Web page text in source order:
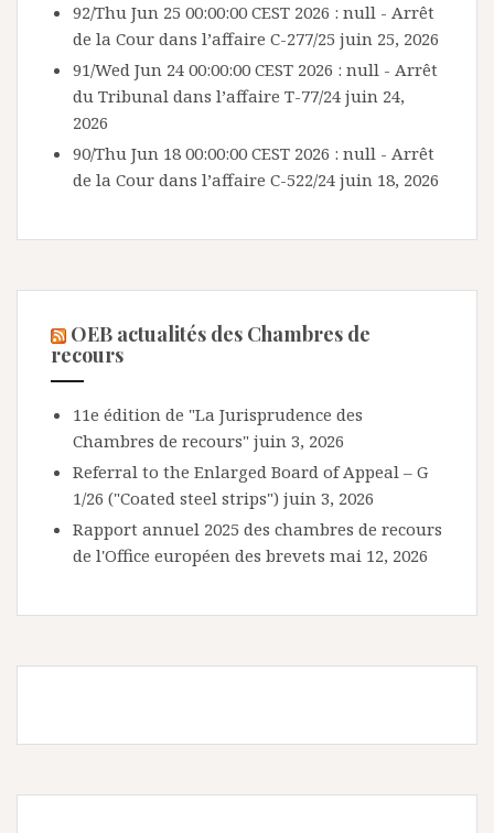
92/Thu Jun 25 00:00:00 CEST 2026 : null - Arrêt
de la Cour dans l’affaire C-277/25 juin 25, 2026
91/Wed Jun 24 00:00:00 CEST 2026 : null - Arrêt
du Tribunal dans l’affaire T-77/24 juin 24,
2026
90/Thu Jun 18 00:00:00 CEST 2026 : null - Arrêt
de la Cour dans l’affaire C-522/24 juin 18, 2026
OEB actualités des Chambres de
recours
11e édition de "La Jurisprudence des
Chambres de recours" juin 3, 2026
Referral to the Enlarged Board of Appeal – G
1/26 ("Coated steel strips") juin 3, 2026
Rapport annuel 2025 des chambres de recours
de l'Office européen des brevets mai 12, 2026